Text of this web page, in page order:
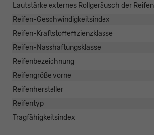
Lautstärke externes Rollgeräusch der Reifen
Reifen-Geschwindigkeitsindex
Reifen-Kraftstoffeffizienzklasse
Reifen-Nasshaftungsklasse
Reifenbezeichnung
Reifengröße vorne
Reifenhersteller
Reifentyp
Tragfähigkeitsindex